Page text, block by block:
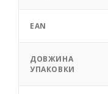
EAN
ДОВЖИНА
УПАКОВКИ